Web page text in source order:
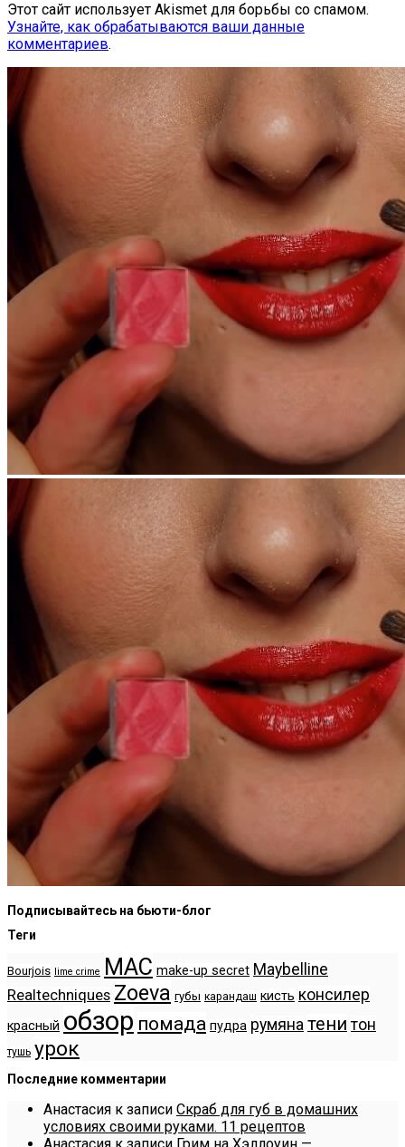
Этот сайт использует Akismet для борьбы со спамом.
Узнайте, как обрабатываются ваши данные
комментариев.
Подписывайтесь на бьюти-блог
Теги
Bourjois lime crime MAC make-up secret Maybelline
Realtechniques Zoeva губы карандаш кисть консилер
красный обзор помада пудра румяна тени тон
тушь урок
Последние комментарии
Анастасия к записи Скраб для губ в домашних
условиях своими руками. 11 рецептов
Анастасия к записи Грим на Хэллоуин —